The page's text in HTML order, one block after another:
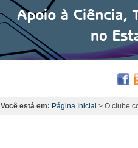
Você está em: Página Inicial > O clube